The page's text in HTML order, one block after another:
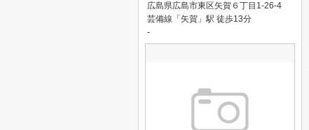
広島県広島市東区矢賀６丁目1-26-4
芸備線「矢賀」駅 徒歩13分
-